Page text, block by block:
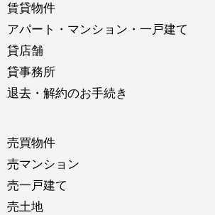
賃貸物件
アパート・マンション・一戸建て
貸店舗
貸事務所
退去・解約のお手続き
売買物件
売マンション
売一戸建て
売土地